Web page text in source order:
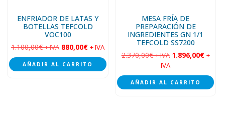
ENFRIADOR DE LATAS Y
BOTELLAS TEFCOLD
VOC100
1.100,00€ + IVA 880,00€ + IVA
AÑADIR AL CARRITO
MESA FRÍA DE
PREPARACIÓN DE
INGREDIENTES GN 1/1
TEFCOLD SS7200
2.370,00€ + IVA 1.896,00€ +
IVA
AÑADIR AL CARRITO